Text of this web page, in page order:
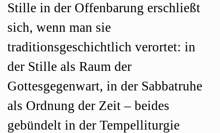
Stille in der Offenbarung erschließt
sich, wenn man sie
traditionsgeschichtlich verortet: in
der Stille als Raum der
Gottesgegenwart, in der Sabbatruhe
als Ordnung der Zeit – beides
gebündelt in der Tempelliturgie